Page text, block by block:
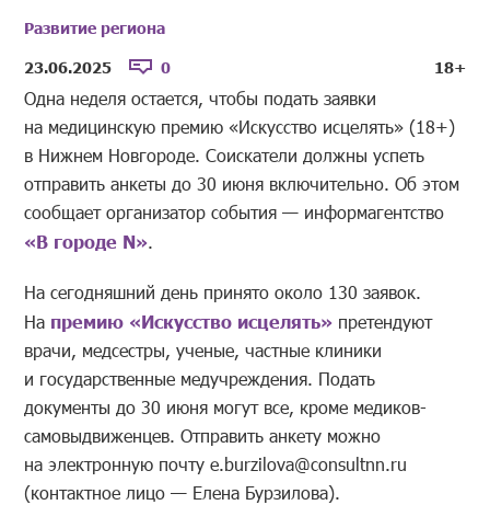
Развитие региона
23.06.2025
0 18+
Одна неделя остается, чтобы подать заявки
на медицинскую премию «Искусство исцелять» (18+)
в Нижнем Новгороде. Соискатели должны успеть
отправить анкеты до 30 июня включительно. Об этом
сообщает организатор события — информагентство
«В городе N».
На сегодняшний день принято около 130 заявок.
На премию «Искусство исцелять» претендуют
врачи, медсестры, ученые, частные клиники
и государственные медучреждения. Подать
документы до 30 июня могут все, кроме медиков-
самовыдвиженцев. Отправить анкету можно
на электронную почту e.burzilova@consultnn.ru
(контактное лицо — Елена Бурзилова).